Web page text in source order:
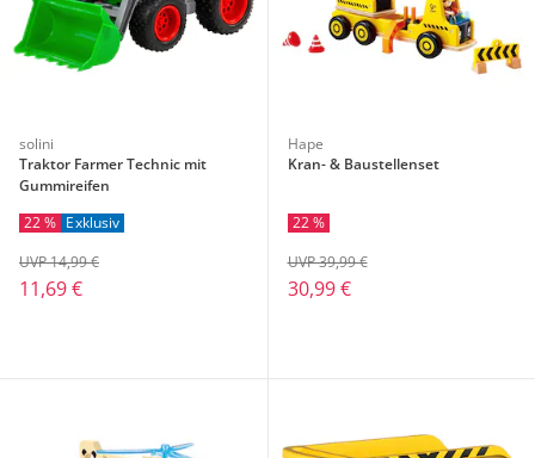
solini
Traktor Farmer Technic mit
Gummireifen
22 % Exklusiv
11,69 €
UVP 14,99 €
Hape
Kran- & Baustellenset
22 %
30,99 €
UVP 39,99 €